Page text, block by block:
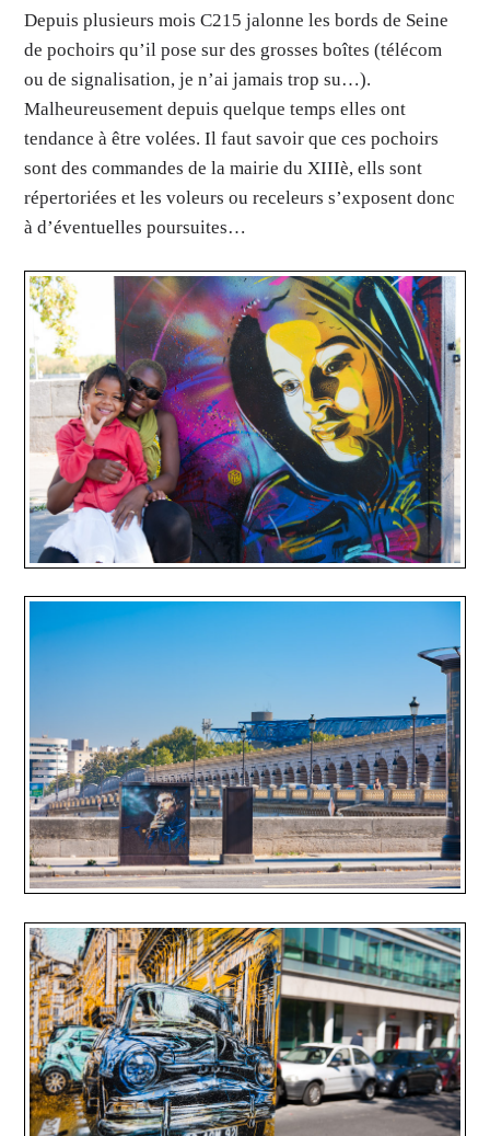
Depuis plusieurs mois C215 jalonne les bords de Seine
de pochoirs qu’il pose sur des grosses boîtes (télécom
ou de signalisation, je n’ai jamais trop su…).
Malheureusement depuis quelque temps elles ont
tendance à être volées. Il faut savoir que ces pochoirs
sont des commandes de la mairie du XIIIè, ells sont
répertoriées et les voleurs ou receleurs s’exposent donc
à d’éventuelles poursuites…